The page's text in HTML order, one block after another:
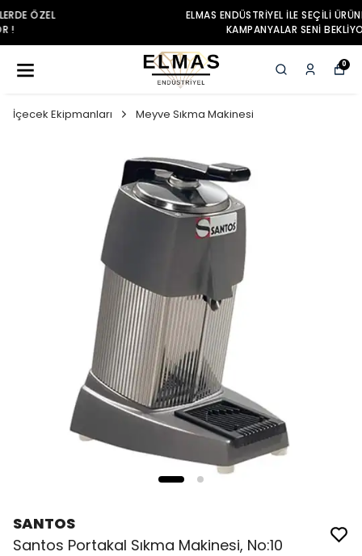
ELMAS ENDÜSTRIYEL ILE SEÇILI ÜRÜNLERDE ÖZEL
KAMPANYALAR SENI BEKLIYOR !
0
İçecek Ekipmanları Meyve Sıkma Makinesi
SANTOS
Santos Portakal Sıkma Makinesi, No:10